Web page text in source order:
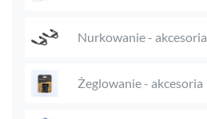
Nurkowanie - akcesoria
Żeglowanie - akcesoria